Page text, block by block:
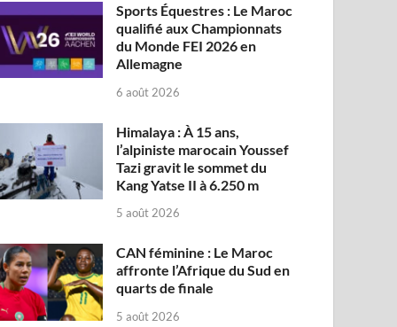
Sports Équestres : Le Maroc
qualifié aux Championnats
du Monde FEI 2026 en
Allemagne
6 août 2026
Himalaya : À 15 ans,
l’alpiniste marocain Youssef
Tazi gravit le sommet du
Kang Yatse II à 6.250 m
5 août 2026
CAN féminine : Le Maroc
affronte l’Afrique du Sud en
quarts de finale
5 août 2026